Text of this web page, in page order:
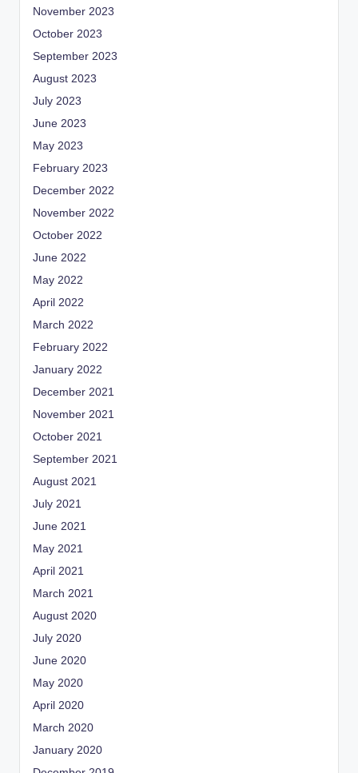
November 2023
October 2023
September 2023
August 2023
July 2023
June 2023
May 2023
February 2023
December 2022
November 2022
October 2022
June 2022
May 2022
April 2022
March 2022
February 2022
January 2022
December 2021
November 2021
October 2021
September 2021
August 2021
July 2021
June 2021
May 2021
April 2021
March 2021
August 2020
July 2020
June 2020
May 2020
April 2020
March 2020
January 2020